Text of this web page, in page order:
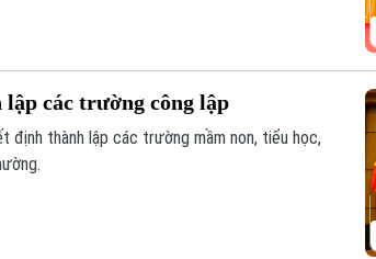
lập các trường công lập
thành lập các trường mầm non, tiểu học,